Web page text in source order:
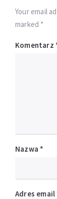
Your email
marked *
Komentarz
Nazwa *
Adres email